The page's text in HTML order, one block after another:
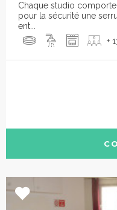
Chaque studio
pour la sécurité une
ent...
+